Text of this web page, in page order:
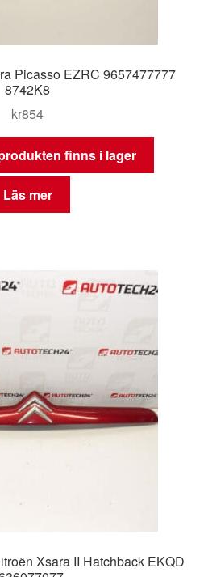
Picasso EZRC 9657477777
8742K8
kr854
finns i lager
Läs mer
Xsara II Hatchback EKQD